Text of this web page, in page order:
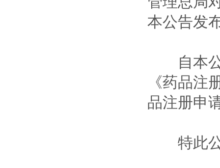
本公告发
自本公
《药品注
品注册申
特此公